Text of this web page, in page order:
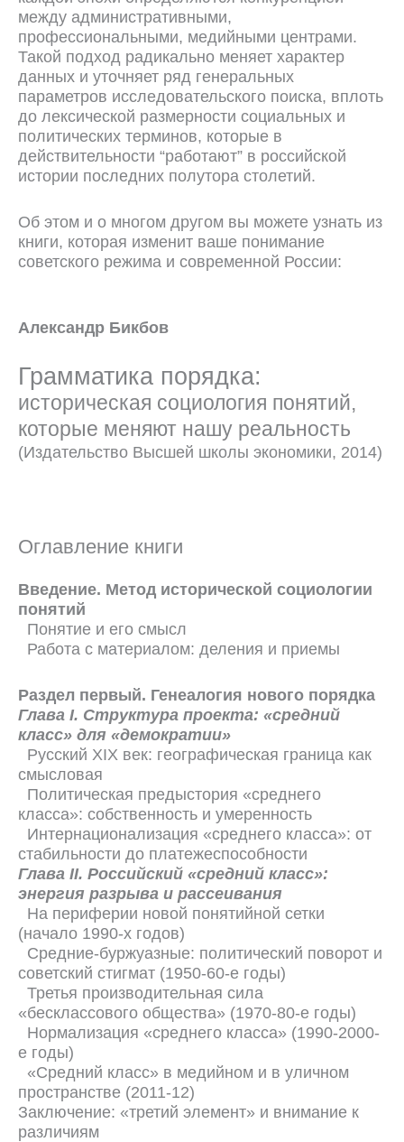
между административными,
профессиональными, медийными центрами.
Такой подход радикально меняет характер
данных и уточняет ряд генеральных
параметров исследовательского поиска, вплоть
до лексической размерности социальных и
политических терминов, которые в
действительности “работают” в российской
истории последних полутора столетий.
Об этом и о многом другом вы можете узнать из
книги, которая изменит ваше понимание
советского режима и современной России:
Александр Бикбов
Грамматика порядка:
историческая социология понятий,
которые меняют нашу реальность
(Издательство Высшей школы экономики, 2014)
Оглавление книги
Введение. Метод исторической социологии
понятий
Понятие и его смысл
Работа с материалом: деления и приемы
Раздел первый. Генеалогия нового порядка
Глава I. Структура проекта: «средний
класс» для «демократии»
Русский XIX век: географическая граница как
смысловая
Политическая предыстория «среднего
класса»: собственность и умеренность
Интернационализация «среднего класса»: от
стабильности до платежеспособности
Глава II. Российский «средний класс»:
энергия разрыва и рассеивания
На периферии новой понятийной сетки
(начало 1990-х годов)
Средние-буржуазные: политический поворот и
советский стигмат (1950-60-е годы)
Третья производительная сила
«бесклассового общества» (1970-80-е годы)
Нормализация «среднего класса» (1990-2000-
е годы)
«Средний класс» в медийном и в уличном
пространстве (2011‑12)
Заключение: «третий элемент» и внимание к
различиям